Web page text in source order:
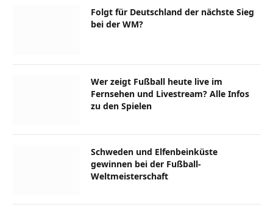
Folgt für Deutschland der nächste Sieg
bei der WM?
Wer zeigt Fußball heute live im
Fernsehen und Livestream? Alle Infos
zu den Spielen
Schweden und Elfenbeinküste
gewinnen bei der Fußball-
Weltmeisterschaft